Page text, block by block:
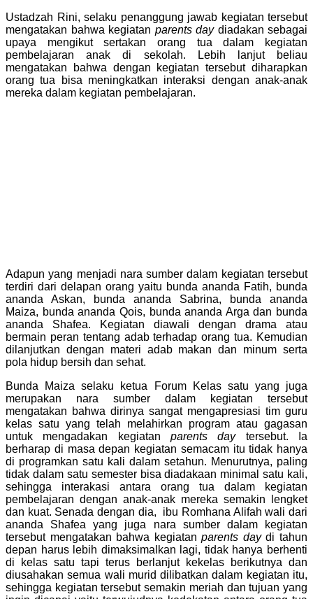
Ustadzah Rini, selaku penanggung jawab kegiatan tersebut
mengatakan bahwa kegiatan parents daydiadakan sebagai
upaya mengikut sertakan orang tua dalam kegiatan
pembelajaran anak di sekolah. Lebih lanjut beliau
mengatakan bahwa dengan kegiatan tersebut diharapkan
orang tua bisa meningkatkan interaksi dengan anak-anak
mereka dalam kegiatan pembelajaran.
Adapun yang menjadi nara sumber dalam kegiatan tersebut
terdiri dari delapan orang yaitu bunda ananda Fatih, bunda
ananda Askan, bunda ananda Sabrina, bunda ananda
Maiza, bunda ananda Qois, bunda ananda Arga dan bunda
ananda Shafea. Kegiatan diawali dengan drama atau
bermain peran tentang adab terhadap orang tua. Kemudian
dilanjutkan dengan materi adab makan dan minum serta
pola hidup bersih dan sehat.
Bunda Maiza selaku ketua Forum Kelas satu yang juga
merupakan nara sumber dalam kegiatan tersebut
mengatakan bahwa dirinya sangat mengapresiasi tim guru
kelas satu yang telah melahirkan program atau gagasan
untuk mengadakan kegiatan parents daytersebut. Ia
berharap di masa depan kegiatan semacam itu tidak hanya
di programkan satu kali dalam setahun. Menurutnya, paling
tidak dalam satu semester bisa diadakaan minimal satu kali,
sehingga interakasi antara orang tua dalam kegiatan
pembelajaran dengan anak-anak mereka semakin lengket
dan kuat. Senada dengan dia, ibu Romhana Alifah wali dari
ananda Shafea yang juga nara sumber dalam kegiatan
tersebut mengatakan bahwa kegiatanparents daydi tahun
depan harus lebih dimaksimalkan lagi, tidak hanya berhenti
di kelas satu tapi terus berlanjut kekelas berikutnya dan
diusahakan semua wali murid dilibatkan dalam kegiatan itu,
sehingga kegiatan tersebut semakin meriah dan tujuan yang